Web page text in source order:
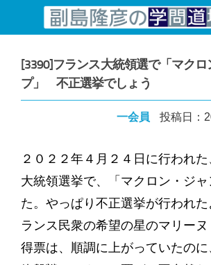
コンテンツへスキップ
[3390]フランス大統領選で「マク
プ」 不正選挙でしょう
一会員 投稿日：
２０２２年４月２４日に行われ
大統領選挙で、「マクロン・ジャ
た。やっぱり不正選挙が行われ
ランス民衆の希望の星のマリー
得票は、順調に上がっていたの